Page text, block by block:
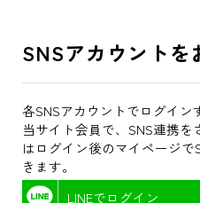
SNSアカウントを
各SNSアカウントでログイン
当サイト会員で、SNS連携
はログイン後のマイページ
きます。
LINEでログイン